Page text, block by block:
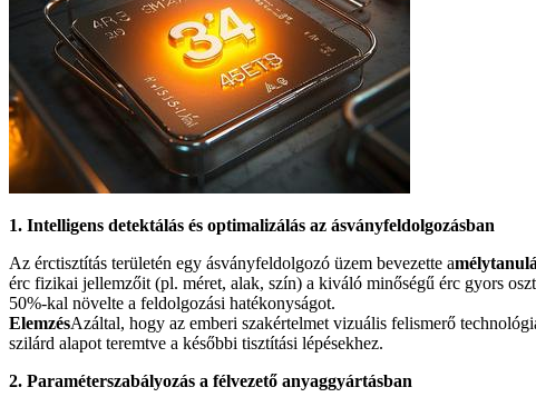
1. Intelligens detektálás és optimalizálás az ásványfeldolgozásban
Az érctisztítás területén egy ásványfeldolgozó üzem bevezette a
érc fizikai jellemzőit (pl. méret, alak, szín) a kiváló minőségű érc gyors
50%-kal növelte a feldolgozási hatékonyságot.
ElemzésAzáltal, hogy az emberi szakértelmet vizuális felismerő
szilárd alapot teremtve a későbbi tisztítási lépésekhez.
2. ‌Paraméterszabályozás a félvezető anyaggyártásban‌